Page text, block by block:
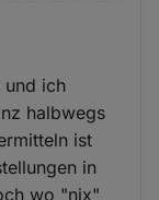
und ich
halbwegs
ist
in
wo "nix"